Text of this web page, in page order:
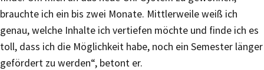
brauchte ich ein bis zwei Monate. Mittlerweile weiß ich
genau, welche Inhalte ich vertiefen möchte und finde ich es
toll, dass ich die Möglichkeit habe, noch ein Semester länger
gefördert zu werden“, betont er.